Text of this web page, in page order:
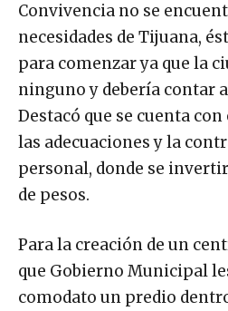
Convivencia no se
necesidades de Tijuana,
para comenzar ya que la
ninguno y debería contar
Destacó que se cuenta
las adecuaciones y la
personal, donde se
de pesos.
Para la creación de un
que Gobierno Municipal
comodato un predio